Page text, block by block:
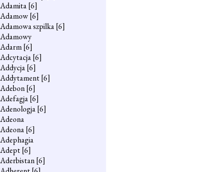
Adamita[6]
Adamow[6]
Adamowa szpilka[6]
Adamowy
Adarm[6]
Adcytacja[6]
Addycja[6]
Addytament[6]
Adebon[6]
Adefagja[6]
Adenologja[6]
Adeona
Adeona[6]
Adephagia
Adept[6]
Aderbistan[6]